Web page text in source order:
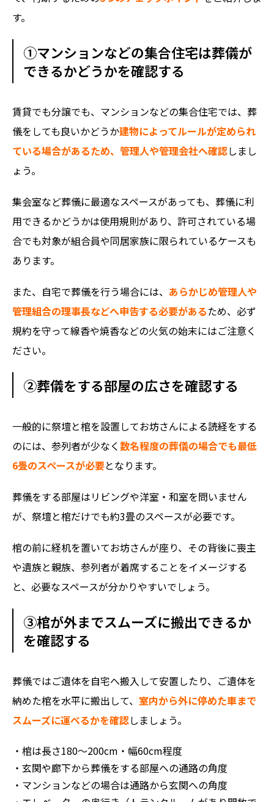
す。
①マンションなどの集合住宅は葬儀が
できるかどうかを確認する
賃貸でも分譲でも、マンションなどの集合住宅では、葬
儀をしても良いかどうか建物によってルールが定められ
ている場合があるため、管理人や管理会社へ確認しまし
ょう。
集会室など葬儀に最適なスペースがあっても、葬儀に利
用できるかどうかは使用規則があり、許可されている場
合でも対象が組合員や同居家族に限られているケースも
あります。
また、自宅で葬儀を行う場合には、 あらかじめ管理人や
管理組合の理事長などへ申告する必要があるため、必ず
規約を守って線香や焼香などの火気の始末にはご注意く
ださい。
②葬儀をする部屋の広さを確認する
一般的に祭壇と棺を設置してお坊さんによる読経をする
のには、参列者が少なく数名程度の葬儀の場合でも最低
6畳のスペースが必要となります。
葬儀をする部屋はリビングや洋室・和室を問いません
が、祭壇と棺だけでも約3畳のスペースが必要です。
棺の前に経机を置いてお坊さんが座り、その背後に喪主
や遺族と親族、参列者が着席することをイメージする
と、必要なスペースが分かりやすいでしょう。
③棺が外までスムーズに搬出できるか
を確認する
葬儀ではご遺体を自宅へ搬入して安置したり、ご遺体を
納めた棺を水平に搬出して、 室内から外に停めた車まで
スムーズに運べるかを確認しましょう。
・棺は長さ180～200cm・幅60cm程度
・玄関や廊下から葬儀をする部屋への通路の角度
・マンションなどの場合は通路から玄関への角度